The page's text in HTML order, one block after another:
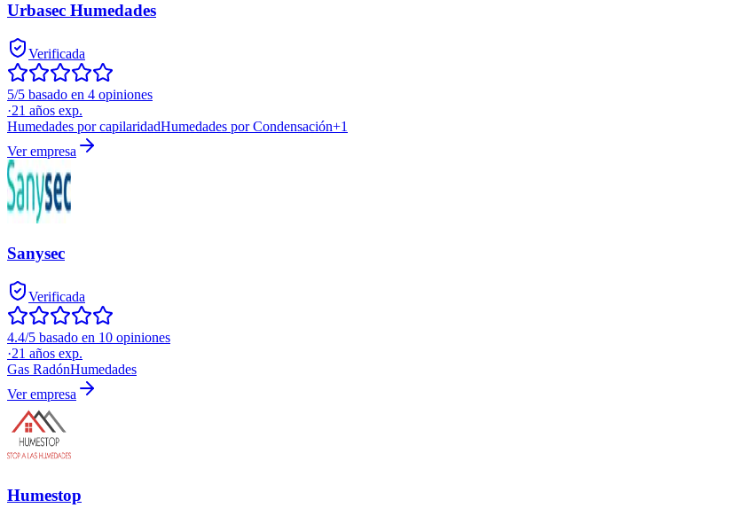
Urbasec Humedades
Verificada
5/5 basado en 4 opiniones
·21 años exp.
Humedades por capilaridadHumedades por Condensación+1
Ver empresa
Sanysec
Verificada
4.4/5 basado en 10 opiniones
·21 años exp.
Gas RadónHumedades
Ver empresa
Humestop